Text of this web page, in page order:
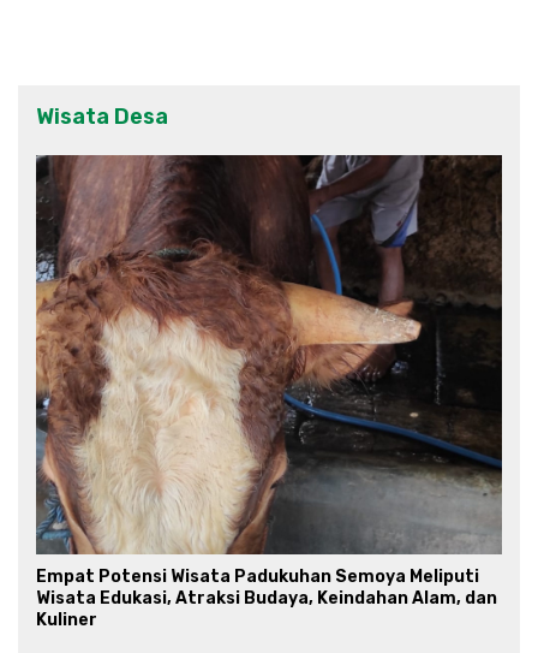
Wisata Desa
Empat Potensi Wisata Padukuhan Semoya Meliputi
Wisata Edukasi, Atraksi Budaya, Keindahan Alam, dan
Kuliner